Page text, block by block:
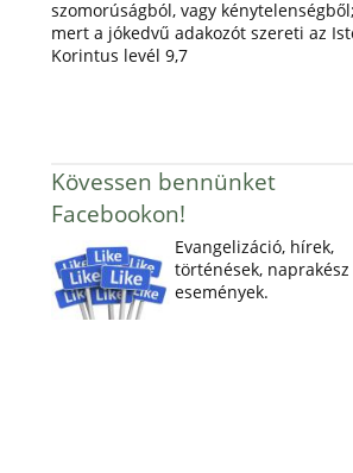
szomorúságból, vagy kénytelenségből;
mert a jókedvű adakozót szereti az
Korintus levél 9,7
Kövessen bennünket
Facebookon!
Evangelizáció, hírek,
történések, naprakész
események.